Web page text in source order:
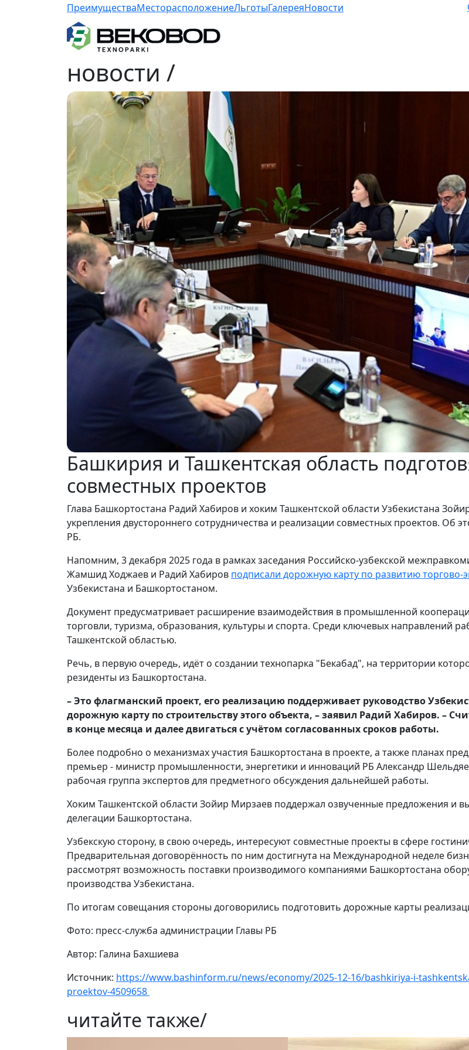
ПреимуществаМесторасположениеЛьготыГалереяНовости
новости /
Башкирия и Ташкентская область
совместных проектов
Глава Башкортостана Радий Хабиров и хоким Ташкентской области Узбекистана
укрепления двустороннего сотрудничества и реализации совместных проектов. Об
РБ.
Напомним, 3 декабря 2025 года в рамках заседания Российско-узбекской
Жамшид Ходжаев и Радий Хабиров подписали дорожную карту по развитию торгово-
Узбекистана и Башкортостаном.
Документ предусматривает расширение взаимодействия в промышленной
торговли, туризма, образования, культуры и спорта. Среди ключевых направлений
Ташкентской областью.
Речь, в первую очередь, идёт о создании технопарка "Бекабад", на территории
резиденты из Башкортостана.
– Это флагманский проект, его реализацию поддерживает руководство
дорожную карту по строительству этого объекта, – заявил Радий Хабиров. –
в конце месяца и далее двигаться с учётом согласованных сроков работы.
Более подробно о механизмах участия Башкортостана в проекте, а также планах
премьер - министр промышленности, энергетики и инноваций РБ Александр
рабочая группа экспертов для предметного обсуждения дальнейшей работы.
Хоким Ташкентской области Зойир Мирзаев поддержал озвученные предложения и
делегации Башкортостана.
Узбекскую сторону, в свою очередь, интересуют совместные проекты в сфере
Предварительная договорённость по ним достигнута на Международной неделе
рассмотрят возможность поставки производимого компаниями Башкортостана
производства Узбекистана.
По итогам совещания стороны договорились подготовить дорожные карты
Фото: пресс-служба администрации Главы РБ
Автор: Галина Бахшиева
Источник: https://www.bashinform.ru/news/economy/2025-12-16/bashkiriya-i-
proektov-4509658
читайте также/